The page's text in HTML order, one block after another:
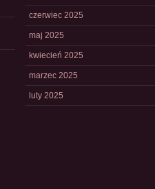
czerwiec 2025
maj 2025
kwiecień 2025
marzec 2025
luty 2025